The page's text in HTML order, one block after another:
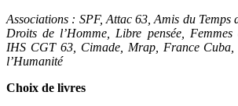
Associations : SPF, Attac 63, Amis du Temps
Droits de l’Homme, Libre pensée, Femmes
IHS CGT 63, Cimade, Mrap, France
l’Humanité
Choix de livres